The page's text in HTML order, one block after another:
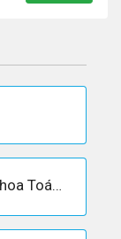
Giải bài 38 trang 129 - Sách giáo khoa Toán 9 tập 2